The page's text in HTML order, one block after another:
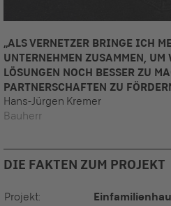
„ALS VERNETZER BRINGE ICH
UNTERNEHMEN ZUSAMMEN,
LÖSUNGEN NOCH BESSER ZU
PARTNERSCHAFTEN ZU
Hans-Jürgen Kremer
Bauherr
DIE FAKTEN ZUM PROJEKT
Projekt: